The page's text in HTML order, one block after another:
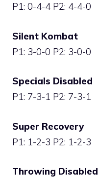
P1: 0-4-4 P2: 4-4-0
Silent Kombat
P1: 3-0-0 P2: 3-0-0
Specials Disabled
P1: 7-3-1 P2: 7-3-1
Super Recovery
P1: 1-2-3 P2: 1-2-3
Throwing Disabled